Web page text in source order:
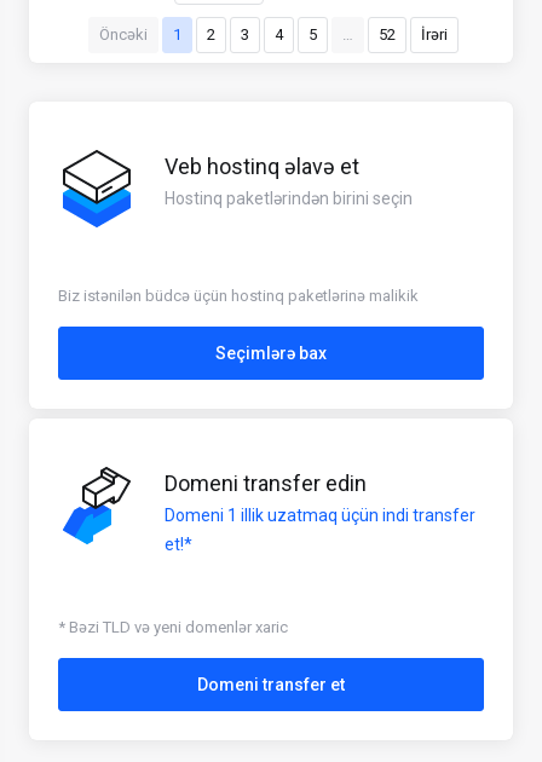
Öncəki 1 2 3 4 5 … 52 İrəri
Veb hostinq əlavə et
Hostinq paketlərindən birini seçin
Biz istənilən büdcə üçün hostinq paketlərinə malikik
Seçimlərə bax
Domeni transfer edin
Domeni 1 illik uzatmaq üçün indi transfer
et!*
* Bəzi TLD və yeni domenlər xaric
Domeni transfer et